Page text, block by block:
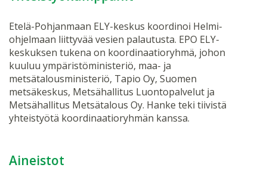
Etelä-Pohjanmaan ELY-keskus koordinoi Helmi-
ohjelmaan liittyvää vesien palautusta. EPO ELY-
keskuksen tukena on koordinaatioryhmä, johon
kuuluu ympäristöministeriö, maa- ja
metsätalousministeriö, Tapio Oy, Suomen
metsäkeskus, Metsähallitus Luontopalvelut ja
Metsähallitus Metsätalous Oy. Hanke teki tiivistä
yhteistyötä koordinaatioryhmän kanssa.
Aineistot